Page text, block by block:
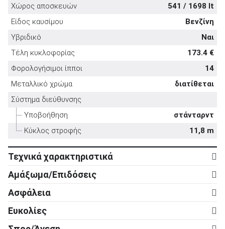
Μεταχειρισμένα
ΑΝΑΖΗΤΗΣΗ
Επιχειρήσεις
Χώρος αποσκευών
541 / 1698 lt
Είδος καυσίμου
Βενζίνη
Υβριδικό
Ναι
Τέλη κυκλοφορίας
173.4 €
Φορολογήσιμοι ίπποι
14
Μεταλλικό χρώμα
διατίθεται
Σύστημα διεύθυνσης
Υποβοήθηση
στάνταρντ
Κύκλος στροφής
11,8 m
Τεχνικά χαρακτηριστικά
Κινητήρας
Κύλινδροι
4
Βαλβίδες
16
Κυβισμός
1.997 cc
Ισχύς
250 ps
Αμάξωμα/Επιδόσεις
Αμάξωμα
Τύπος
5d
Αριθμός θυρών
5
Ασφάλεια
Ενεργητική ασφάλεια
ABS
στάνταρντ
Ευκολίες
Ρυθμιζόμενο τιμόνι σε ύψος